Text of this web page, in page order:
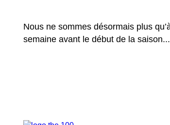
Nous ne sommes désormais plus qu’à une petite
semaine avant le début de la saison...